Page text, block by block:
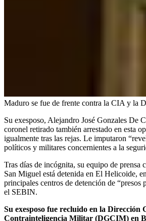
Maduro se fue de frente contra la CIA y la
Su exesposo, Alejandro José Gonzales De
coronel retirado también arrestado en esta
igualmente tras las rejas. Le imputaron
políticos y militares concernientes a la
Tras días de incógnita, su equipo de prensa
San Miguel está detenida en El Helicoide,
principales centros de detención de “presos
el SEBIN.
Su exesposo fue recluido en la Dirección
Contrainteligencia Militar (DGCIM) en